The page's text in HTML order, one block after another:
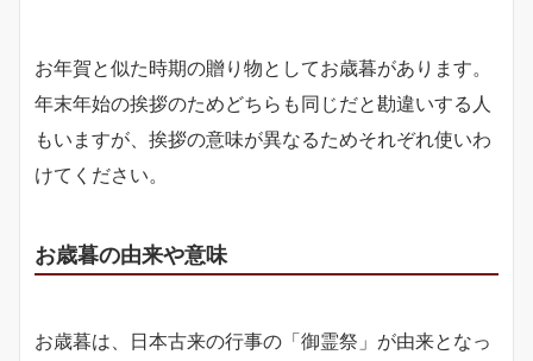
お年賀と似た時期の贈り物としてお歳暮があります。
年末年始の挨拶のためどちらも同じだと勘違いする人
もいますが、挨拶の意味が異なるためそれぞれ使いわ
けてください。
お歳暮の由来や意味
お歳暮は、日本古来の行事の「御霊祭」が由来となっ